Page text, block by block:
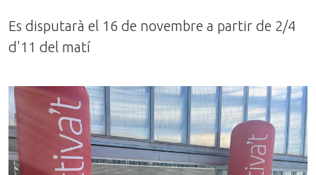
Es disputarà el 16 de novembre a partir de 2/4
d'11 del matí